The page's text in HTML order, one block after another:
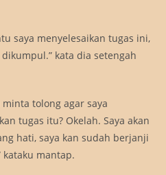
saya menyelesaikan tugas ini,
kata dia setengah
tolong agar saya
tugas itu? Okelah. Saya akan
hati, saya kan sudah berjanji
mantap.